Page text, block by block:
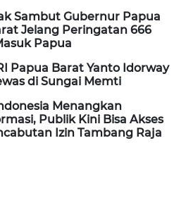
Sambut Gubernur Papua
Jelang Peringatan 666
Papua
Papua Barat Yanto Idorway
di Sungai Memti
Menangkan
Publik Kini Bisa Akses
Izin Tambang Raja